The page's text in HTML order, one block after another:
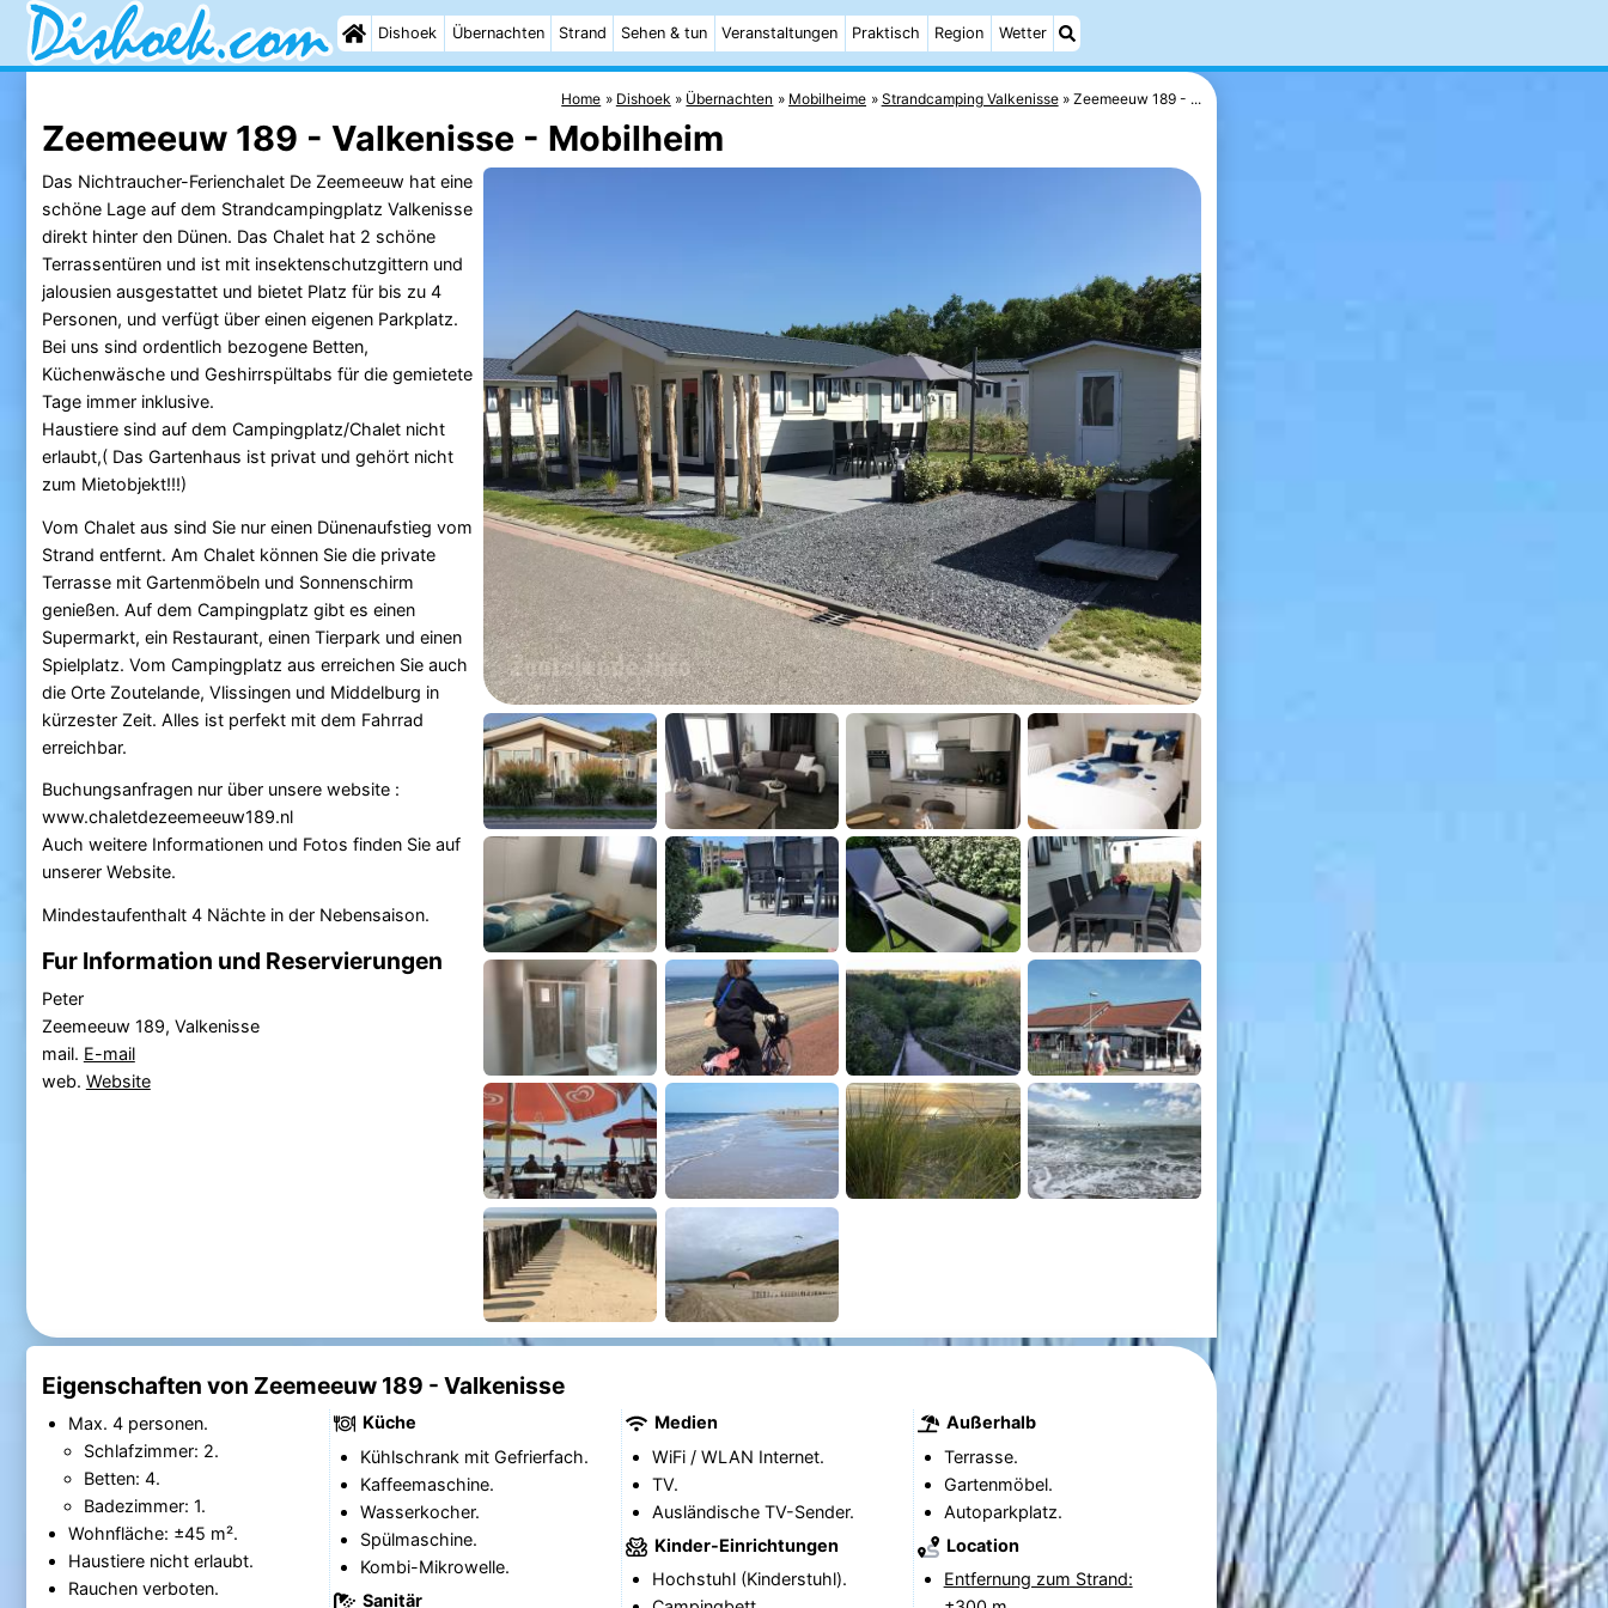
Dishoek Übernachten Strand Sehen & tun Veranstaltungen Praktisch Region Wetter
Home Dishoek Übernachten Mobilheime Strandcamping Valkenisse Zeemeeuw 189 - ...
Zeemeeuw 189 - Valkenisse - Mobilheim
Das Nichtraucher-Ferienchalet De Zeemeeuw hat eine
schöne Lage auf dem Strandcampingplatz Valkenisse
direkt hinter den Dünen. Das Chalet hat 2 schöne
Terrassentüren und ist mit insektenschutzgittern und
jalousien ausgestattet und bietet Platz für bis zu 4
Personen, und verfügt über einen eigenen Parkplatz.
Bei uns sind ordentlich bezogene Betten,
Küchenwäsche und Geshirrspültabs für die gemietete
Tage immer inklusive.
Haustiere sind auf dem Campingplatz/Chalet nicht
erlaubt,( Das Gartenhaus ist privat und gehört nicht
zum Mietobjekt!!!)
Vom Chalet aus sind Sie nur einen Dünenaufstieg vom
Strand entfernt. Am Chalet können Sie die private
Terrasse mit Gartenmöbeln und Sonnenschirm
genießen. Auf dem Campingplatz gibt es einen
Supermarkt, ein Restaurant, einen Tierpark und einen
Spielplatz. Vom Campingplatz aus erreichen Sie auch
die Orte Zoutelande, Vlissingen und Middelburg in
kürzester Zeit. Alles ist perfekt mit dem Fahrrad
erreichbar.
Buchungsanfragen nur über unsere website :
www.chaletdezeemeeuw189.nl
Auch weitere Informationen und Fotos finden Sie auf
unserer Website.
Mindestaufenthalt 4 Nächte in der Nebensaison.
Fur Information und Reservierungen
Peter
Zeemeeuw 189, Valkenisse
mail. E-mail
web. Website
Eigenschaften von Zeemeeuw 189 - Valkenisse
Max. 4 personen.
Schlafzimmer: 2.
Betten: 4.
Badezimmer: 1.
Wohnfläche: ±45 m².
Haustiere nicht erlaubt.
Rauchen verboten.
Küche
Kühlschrank mit Gefrierfach.
Kaffeemaschine.
Wasserkocher.
Spülmaschine.
Kombi-Mikrowelle.
Sanitär
Medien
WiFi / WLAN Internet.
TV.
Ausländische TV-Sender.
Kinder-Einrichtungen
Hochstuhl (Kinderstuhl).
Außerhalb
Terrasse.
Gartenmöbel.
Autoparkplatz.
Location
Entfernung zum Strand: